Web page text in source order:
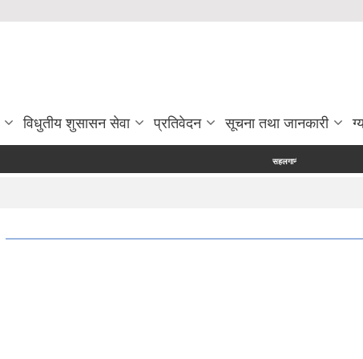
विधुतीय शुसासन सेवा प्रतिवेदन सूचना तथा जानकारी
सहलगानीमा उच्च मूल्य कृषिवस्तु उत्पादन